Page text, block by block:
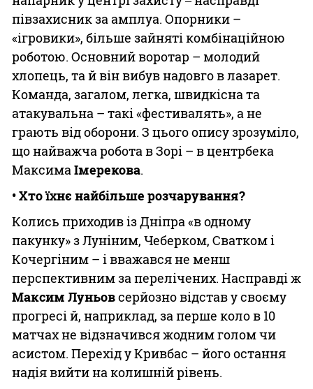
півзахисник за амплуа. Опорники –
«ігровики», більше зайняті комбінаційною
роботою. Основний воротар – молодий
хлопець, та й він вибув надовго в лазарет.
Команда, загалом, легка, швидкісна та
атакувальна – такі «фестивалять», а не
грають від оборони. З цього опису зрозуміло,
що найважча робота в Зорі – в центрбека
МаксимаІмерекова.
• Хто їхнє найбільше розчарування?
Колись приходив із Дніпра «в одному
пакунку» з Луніним, Чеберком, Сватком і
Кочергіним – і вважався не менш
перспективним за перелічених. Насправді ж
Максим Луньовсерйозно відстав у своєму
прогресі й, наприклад, за перше коло в 10
матчах не відзначився жодним голом чи
асистом. Перехід у Кривбас – його остання
надія вийти на колишній рівень.